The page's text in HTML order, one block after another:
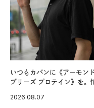
いつもカバンに《アーモン
ブリーズ プロテイン》を。
グ習慣。
2026.08.07